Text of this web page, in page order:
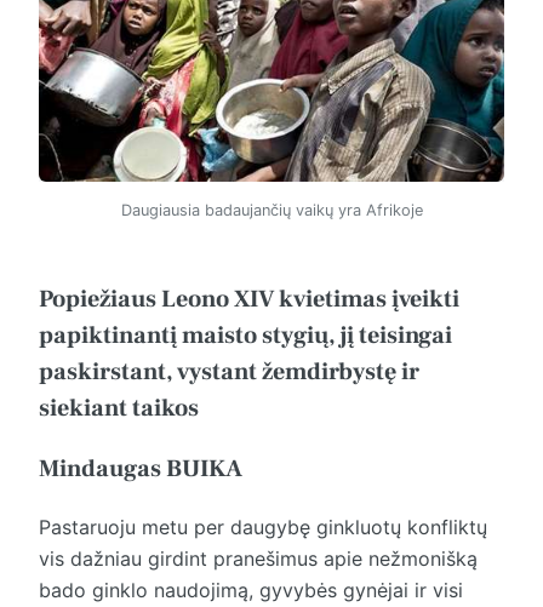
Daugiausia badaujančių vaikų yra Afrikoje
Popiežiaus Leono XIV kvietimas įveikti
papiktinantį maisto stygių, jį teisingai
paskirstant, vystant žemdirbystę ir
siekiant taikos
Mindaugas BUIKA
Pastaruoju metu per daugybę ginkluotų konfliktų
vis dažniau girdint pranešimus apie nežmonišką
bado ginklo naudojimą, gyvybės gynėjai ir visi